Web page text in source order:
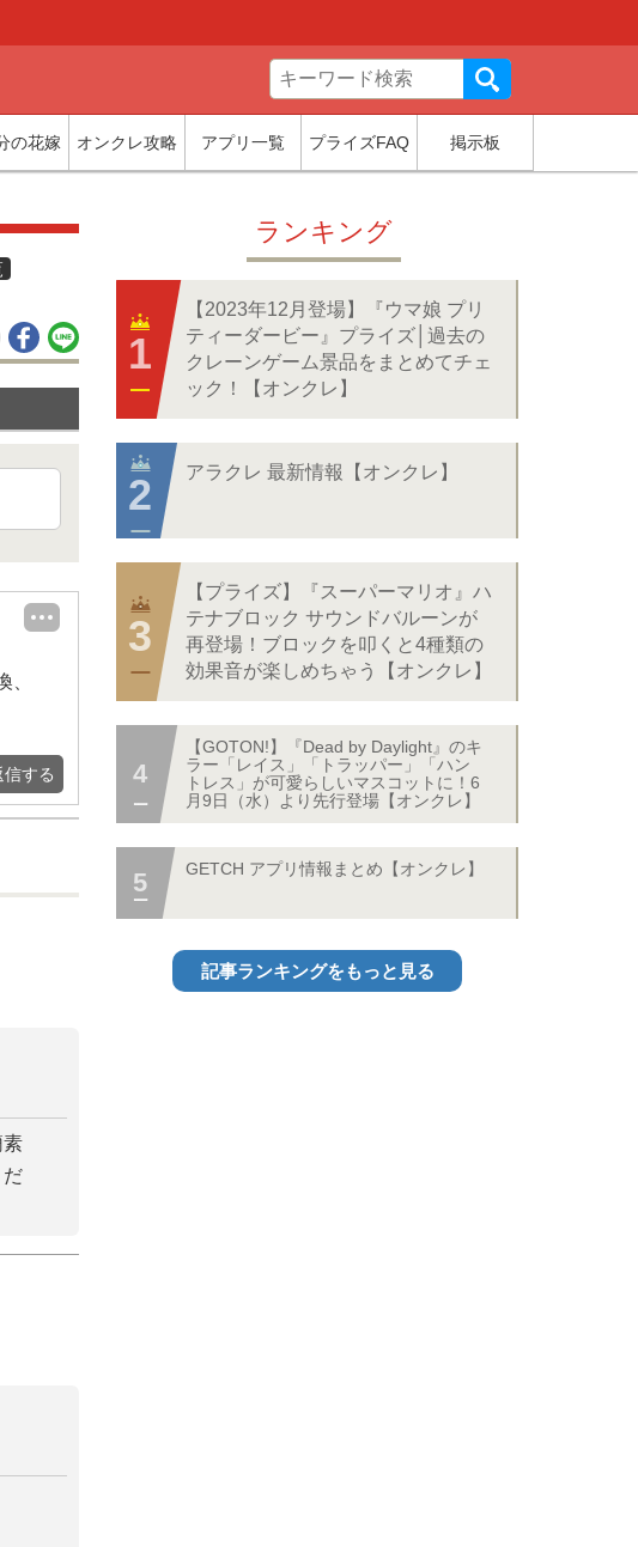
の花嫁 オンクレ攻略 アプリ一覧 プライズFAQ 掲示板
、
信する
素
だ
ランキング
【2023年12月登場】『ウマ娘 プリ
ティーダービー』プライズ│過去の
クレーンゲーム景品をまとめてチェ
ック！【オンクレ】
アラクレ 最新情報【オンクレ】
【プライズ】『スーパーマリオ』ハ
テナブロック サウンドバルーンが
再登場！ブロックを叩くと4種類の
効果音が楽しめちゃう【オンクレ】
【GOTON!】『Dead by Daylight』のキ
ラー「レイス」「トラッパー」「ハン
トレス」が可愛らしいマスコットに！6
月9日（水）より先行登場【オンクレ】
GETCH アプリ情報まとめ【オンクレ】
記事ランキングをもっと見る